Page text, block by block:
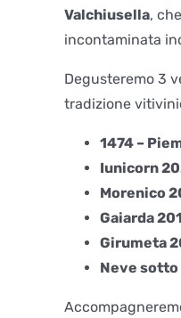
Valchiusella,
incontaminata
Degusteremo 3
tradizione
1474 –
Iunicorn
Morenico
Gaiarda
Girumeta
Neve sotto